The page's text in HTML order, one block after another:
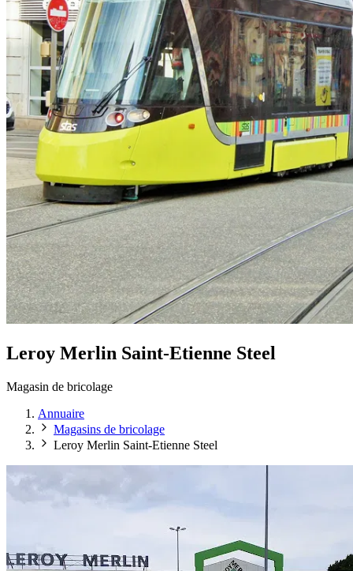
Leroy Merlin Saint-Etienne Steel
Magasin de bricolage
Annuaire
Magasins de bricolage
Leroy Merlin Saint-Etienne Steel